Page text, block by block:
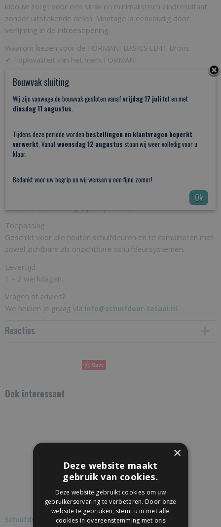
inbouw zorgt voor een strak en minimalistisch eindresultaat
zonder uitstekende delen. Montage is eenvoudig door
verlijming in de infreesopening.
Waarom kiezen voor de FORMANI BASICS LB41 Brons
✔ Topkwaliteit van het merk FORMANI
✔ Luxe bronzen coating met zachte glans
✔ Hoogwaardig rvs als basis
✔ Strakke vlakke inbouw
✔ Eenvoudig te verlijmen
Afmeting: 41x120
Infreesmaat
Afmetingen
Alle exacte maten van deze schuifdeurkom vind je in de
technische afbeelding bij het product.
Toepassing
Geschikt voor alle houten schuifdeuren en te combineren met
zowel zichtbare als onzichtbare schuifdeursystemen.
Levertijd
1 – 2 werkdagen.
Vragen of advies?
We helpen je graag via info@schuifdeur-totaal.nl.
Reacties
Save
Ook interessant
Schuifdeurkom medium zwart
Bouwvak sluiting
Wij zijn vanwege de bouwvak gesloten vanaf vrijdag 17 juli tot en met
dinsdag 11 augustus.
Tijdens deze periode worden bestellingen en klantvragen beperkt
verwerkt. Vanaf woensdag 12 augustus staan wij weer volledig voor u
klaar.
Bedankt voor uw begrip en wij wensen u een fijne zomer!
Ok
×
Deze website maakt
gebruik van cookies.
Deze website gebruikt cookies om uw
gebruikerservaring te verbeteren. Door onze
website te gebruiken, stemt u in met alle
cookies in overeenstemming met ons